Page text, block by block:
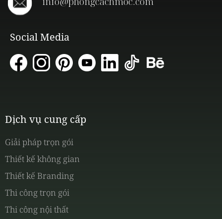
Social Media
Dịch vụ cung cấp
Giải pháp trọn gói
Thiết kế không gian
Thiết kế Branding
Thi công trọn gói
Thi công nội thất